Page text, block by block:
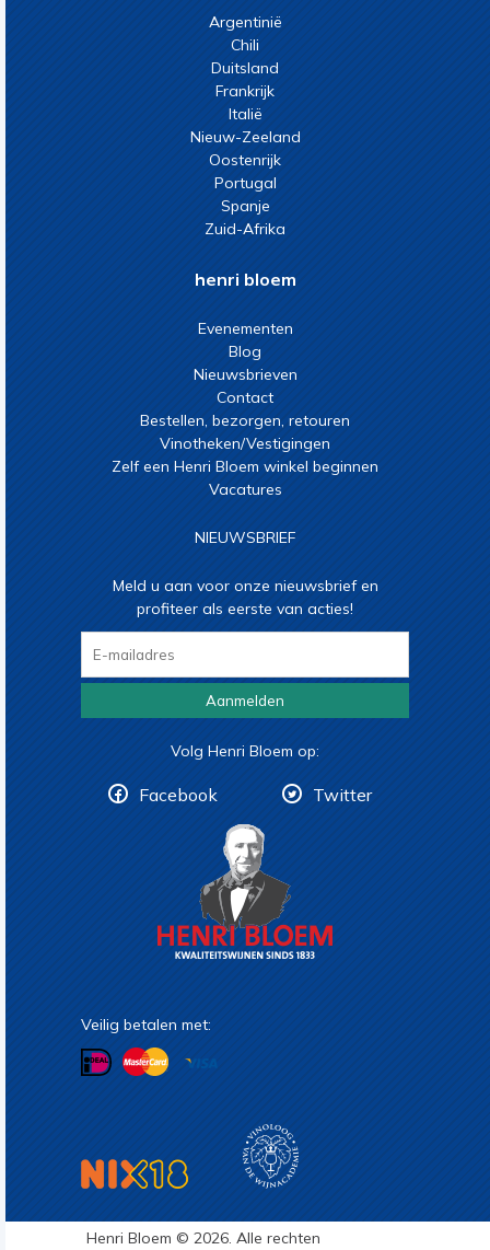
Argentinië
Chili
Duitsland
Frankrijk
Italië
Nieuw-Zeeland
Oostenrijk
Portugal
Spanje
Zuid-Afrika
henri bloem
Evenementen
Blog
Nieuwsbrieven
Contact
Bestellen, bezorgen, retouren
Vinotheken/Vestigingen
Zelf een Henri Bloem winkel beginnen
Vacatures
NIEUWSBRIEF
Meld u aan voor onze nieuwsbrief en
profiteer als eerste van acties!
Aanmelden
Volg Henri Bloem op:
Facebook Twitter
Veilig betalen met:
Henri Bloem © 2026. Alle rechten